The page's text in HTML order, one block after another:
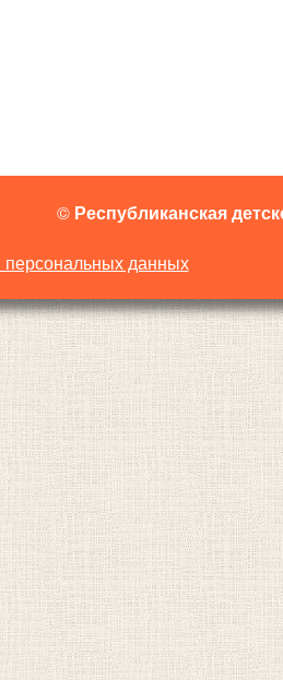
© Республиканская
персональных данных